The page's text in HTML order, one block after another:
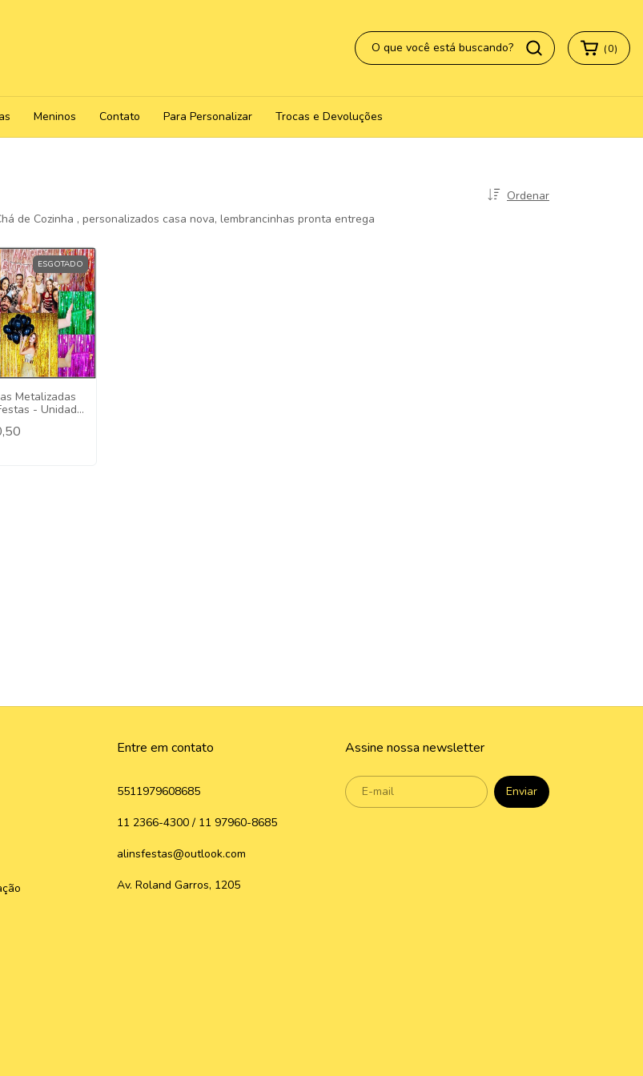
(0)
Meninos Contato Para Personalizar Trocas e Devoluções
Ordenar
de Cozinha , personalizados casa nova, lembrancinhas pronta entrega
ESGOTADO
Metalizadas
- Unidade
Entre em contato
5511979608685
11 2366-4300 / 11 97960-8685
alinsfestas@outlook.com
Av. Roland Garros, 1205
Assine nossa newsletter